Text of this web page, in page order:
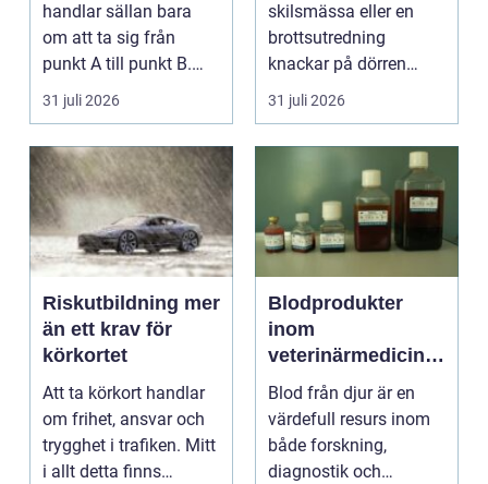
handlar sällan bara
om att ta sig från
punkt A till punkt B.
För många är res...
31 juli 2026
skilsmässa eller en
brottsutredning
knackar på dörren
förändras vardagen
snabbt....
31 juli 2026
Riskutbildning mer
än ett krav för
körkortet
Att ta körkort handlar
om frihet, ansvar och
trygghet i trafiken. Mitt
i allt detta finns
Blodprodukter
inom
veterinärmedicin
funktion, kvalitet
och användning
Blod från djur är en
värdefull resurs inom
både forskning,
diagnostik och